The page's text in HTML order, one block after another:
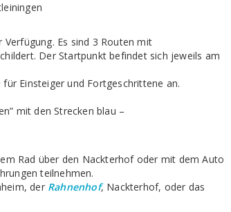
Es sind 3 Routen mit
Der Startpunkt befindet sich jeweils am
Einsteiger und Fortgeschrittene an.
mit den Strecken blau –
Rad über den Nackterhof oder mit dem Auto
teilnehmen.
der Rahnenhof, Nackterhof, oder das